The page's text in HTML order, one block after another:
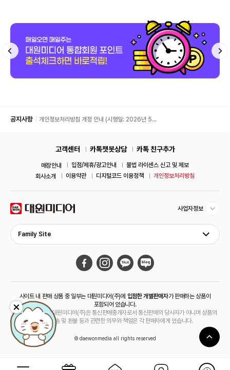
공지사항
개인정보처리방침 개정 안내 (시행일: 2026년 5월
고객센터 카톡챗봇상담 카톡 친구추가
매장안내 입점/제휴/광고안내
불법 라이센스 신고 및 제보
회사소개
이용약관 디지털코드 이용정책 개인정보처리방침
사업자정보
Family Site
사이트 내 판매 상품 중 일부는 대원미디어(주)에 입점한 개별판매자가 판매하는 상품이
포함되어 있습니다.
해당 상품의 경우 대원미디어(주)은 통신판매중개자로서 통신판매의 당사자가 아니며 상품의
주문, 배송 및 환불 등과 관련한 의무와 책임은 각 판매자에게 있습니다.
© daewonmedia all rights reserved